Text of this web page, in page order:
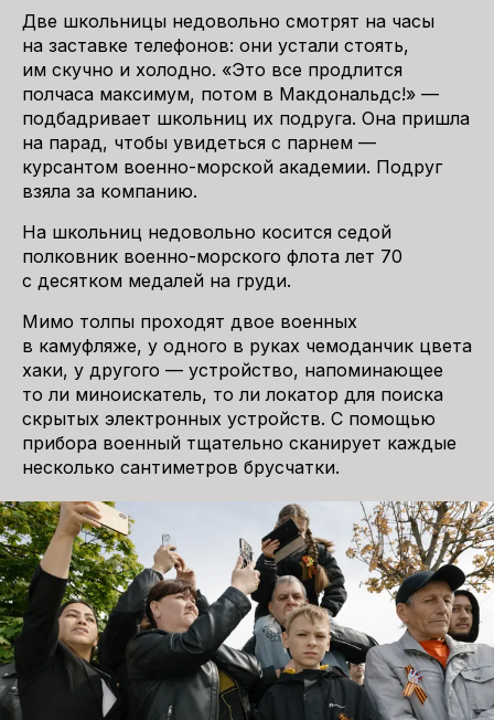
Две школьницы недовольно смотрят на часы
на заставке телефонов: они устали стоять,
им скучно и холодно. «Это все продлится
полчаса максимум, потом в Макдональдс!» —
подбадривает школьниц их подруга. Она пришла
на парад, чтобы увидеться с парнем —
курсантом военно-морской академии. Подруг
взяла за компанию.
На школьниц недовольно косится седой
полковник военно-морского флота лет 70
с десятком медалей на груди.
Мимо толпы проходят двое военных
в камуфляже, у одного в руках чемоданчик цвета
хаки, у другого — устройство, напоминающее
то ли миноискатель, то ли локатор для поиска
скрытых электронных устройств. С помощью
прибора военный тщательно сканирует каждые
несколько сантиметров брусчатки.